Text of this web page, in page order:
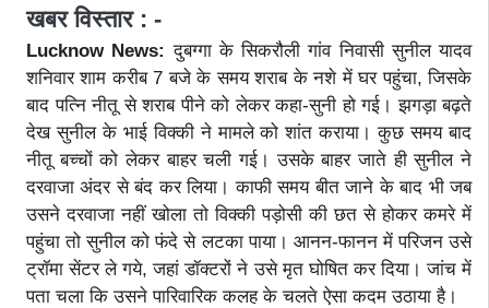
खबर विस्तार : -
Lucknow News:दुबग्गा के सिकरौली गांव निवासी सुनील यादव
शनिवार शाम करीब 7 बजे के समय शराब के नशे में घर पहुंचा, जिसके
बाद पत्नि नीतू से शराब पीने को लेकर कहा-सुनी हो गई। झगड़ा बढ़ते
देख सुनील के भाई विक्की ने मामले को शांत कराया। कुछ समय बाद
नीतू बच्चों को लेकर बाहर चली गई। उसके बाहर जाते ही सुनील ने
दरवाजा अंदर से बंद कर लिया। काफी समय बीत जाने के बाद भी जब
उसने दरवाजा नहीं खोला तो विक्की पड़ोसी की छत से होकर कमरे में
पहुंचा तो सुनील को फंदे से लटका पाया। आनन-फानन में परिजन उसे
ट्रॉमा सेंटर ले गये, जहां डॉक्टरों ने उसे मृत घोषित कर दिया। जांच में
पता चला कि उसने पारिवारिक कलह के चलते ऐसा कदम उठाया है।